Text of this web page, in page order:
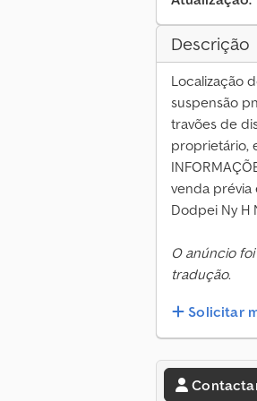
Descrição
Localização
suspensão
travões de
proprietário,
venda prévia
Dodpei Ny H
O anúncio
tradução.
Solicitar